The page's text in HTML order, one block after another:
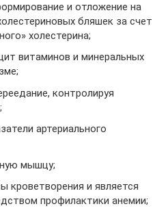
и отложение на
бляшек за счет
холестерина;
витаминов и минеральных
контролируя
артериального
мышцу;
кроветворения и является
профилактики анемии;